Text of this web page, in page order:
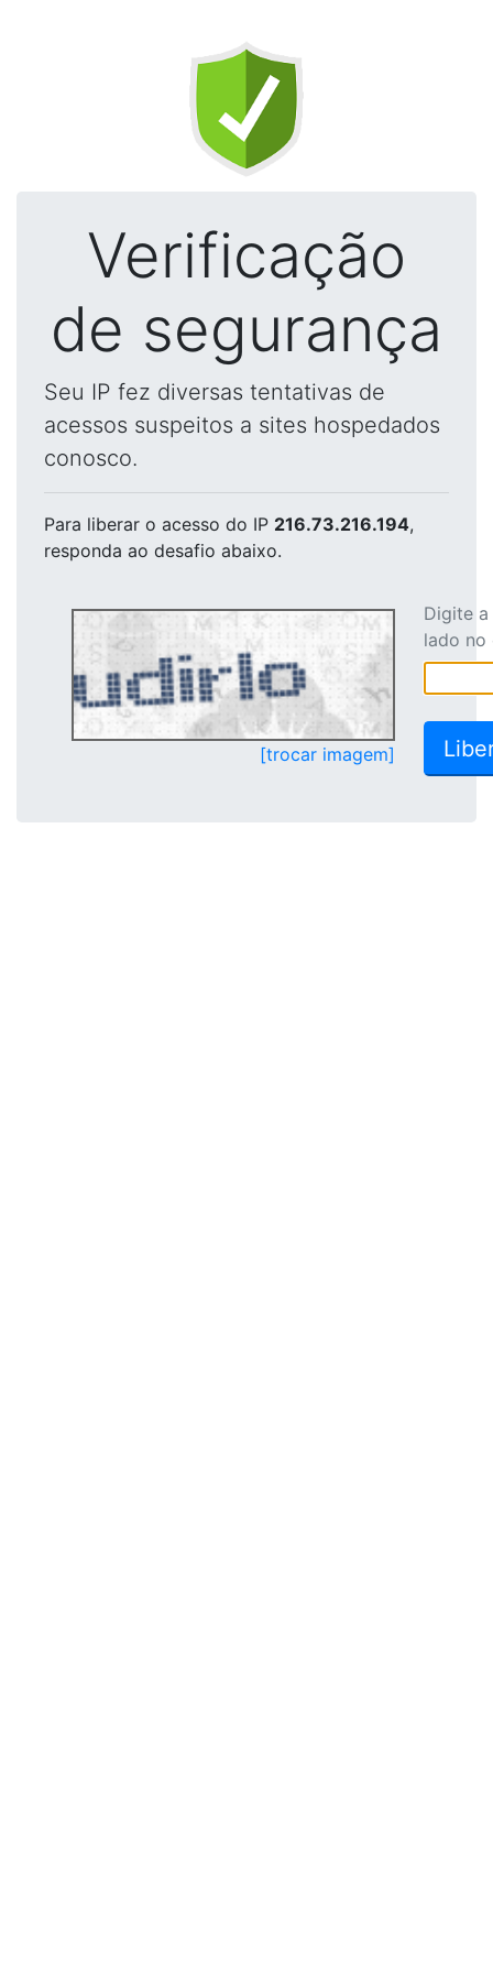
Verificação
de segurança
Seu IP fez diversas tentativas de
acessos suspeitos a sites hospedados
conosco.
Para liberar o acesso do IP 216.73.216.194,
responda ao desafio abaixo.
[trocar imagem]
Digite
lado no